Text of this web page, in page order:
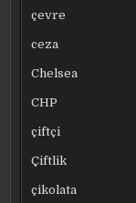
çevre
ceza
Chelsea
CHP
çiftçi
Çiftlik
çikolata